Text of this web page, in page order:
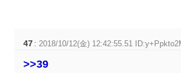
47 :2018/10/12(金) 12:42:55.51
>>39